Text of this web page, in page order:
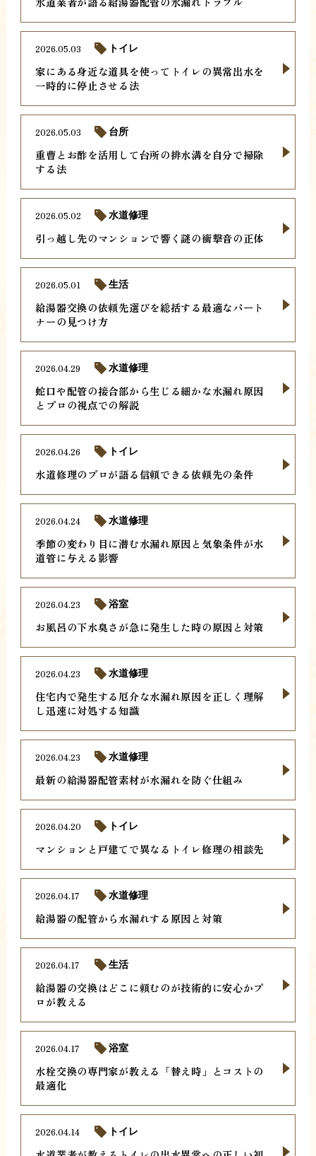
家にある身近な道具を使ってトイレの異常出水を
一時的に停止させる法
2026.05.03 トイレ
重曹とお酢を活用して台所の排水溝を自分で掃除
する法
2026.05.03 台所
引っ越し先のマンションで響く謎の衝撃音の正体
2026.05.02 水道修理
給湯器交換の依頼先選びを総括する最適なパート
ナーの見つけ方
2026.05.01 生活
蛇口や配管の接合部から生じる細かな水漏れ原因
とプロの視点での解説
2026.04.29 水道修理
水道修理のプロが語る信頼できる依頼先の条件
2026.04.26 トイレ
季節の変わり目に潜む水漏れ原因と気象条件が水
道管に与える影響
2026.04.24 水道修理
お風呂の下水臭さが急に発生した時の原因と対策
2026.04.23 浴室
住宅内で発生する厄介な水漏れ原因を正しく理解
し迅速に対処する知識
2026.04.23 水道修理
最新の給湯器配管素材が水漏れを防ぐ仕組み
2026.04.23 水道修理
マンションと戸建てで異なるトイレ修理の相談先
2026.04.20 トイレ
給湯器の配管から水漏れする原因と対策
2026.04.17 水道修理
給湯器の交換はどこに頼むのが技術的に安心かプ
ロが教える
2026.04.17 生活
水栓交換の専門家が教える「替え時」とコストの
最適化
2026.04.17 浴室
2026.04.14 トイレ